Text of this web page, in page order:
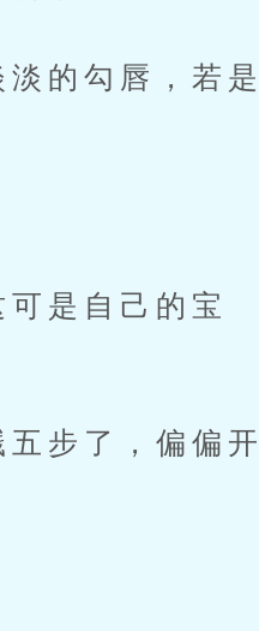
的勾唇，若是
是自己的宝
步了，偏偏开